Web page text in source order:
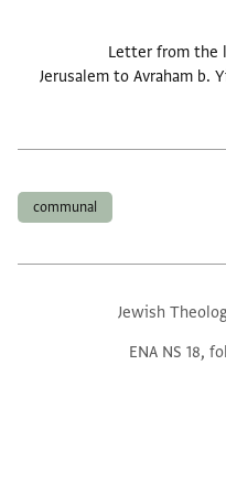
Letter from the
Jerusalem to Avraham b.
communal
Jewish
ENA NS 18,